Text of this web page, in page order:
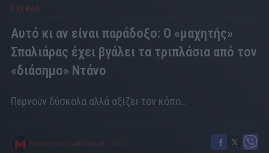
EXTRAS
Αυτό κι αν είναι παράδοξο: Ο «μαχητής»
Σπαλιάρας έχει βγάλει τα τριπλάσια από τον
«διάσημο» Ντάνο
Περνούν δύσκολα αλλά αξίζει τον κόπο…
MENSHOUSE TEAM 13/05/2017 00:16